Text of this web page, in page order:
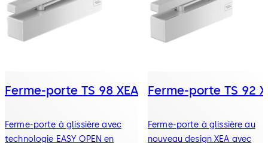
Ferme-porte TS 98 XEA
Ferme-porte à glissière avec
technologie EASY OPEN en
Ferme-porte TS 92
Ferme-porte à glissière au
nouveau design XEA avec